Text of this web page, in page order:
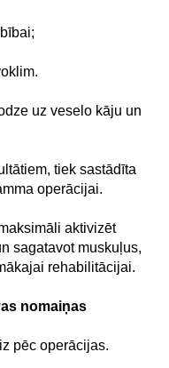
uz veselo kāju un
tiek sastādīta
operācijai.
aktivizēt
sagatavot muskuļus,
rehabilitācijai.
nomaiņas
pēc operācijas.